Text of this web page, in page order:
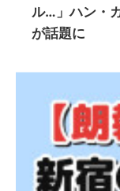
ル…」ハン・
が話題に